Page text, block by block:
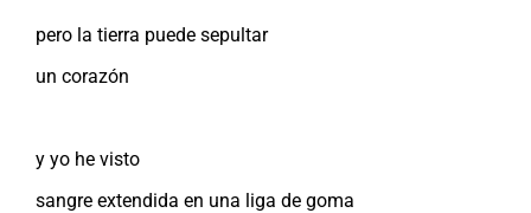
pero la tierra puede sepultar
un corazón
y yo he visto
sangre extendida en una liga de goma